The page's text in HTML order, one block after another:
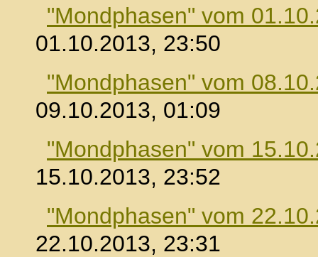
"Mondphasen" vom
01.10.2013, 23:50
"Mondphasen" vom
09.10.2013, 01:09
"Mondphasen" vom
15.10.2013, 23:52
"Mondphasen" vom
22.10.2013, 23:31